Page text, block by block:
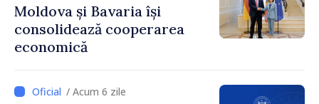
Moldova și Bavaria își
consolidează cooperarea
economică
/ Acum 6 zile